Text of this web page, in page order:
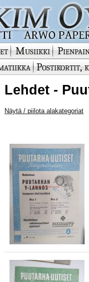
Musiikki
Postikortit,
Lehdet -
Näytä / piilota alakategoriat